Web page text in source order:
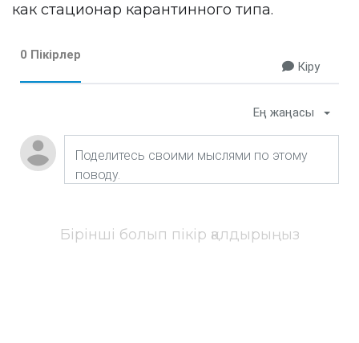
как стационар карантинного типа.
0 Пікірлер
Кіру
Ең жаңасы
Бірінші болып пікір қалдырыңыз